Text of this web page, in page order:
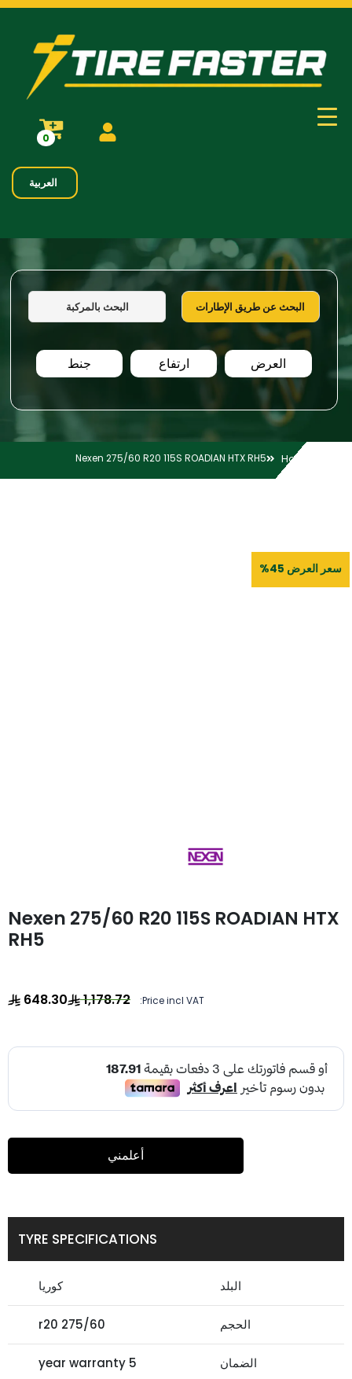
0
العربية
البحث عن طريق الإطارات البحث بالمركبة
العرض ارتفاع جنط
Home
Nexen 275/60 R20 115S ROADIAN HTX RH5
سعر العرض 45%
Nexen 275/60 R20 115S ROADIAN HTX
RH5
Price incl VAT:
1,178.72
648.30
أعلمني
TYRE SPECIFICATIONS
البلد كوريا
الحجم 275/60 r20
الضمان 5 year warranty